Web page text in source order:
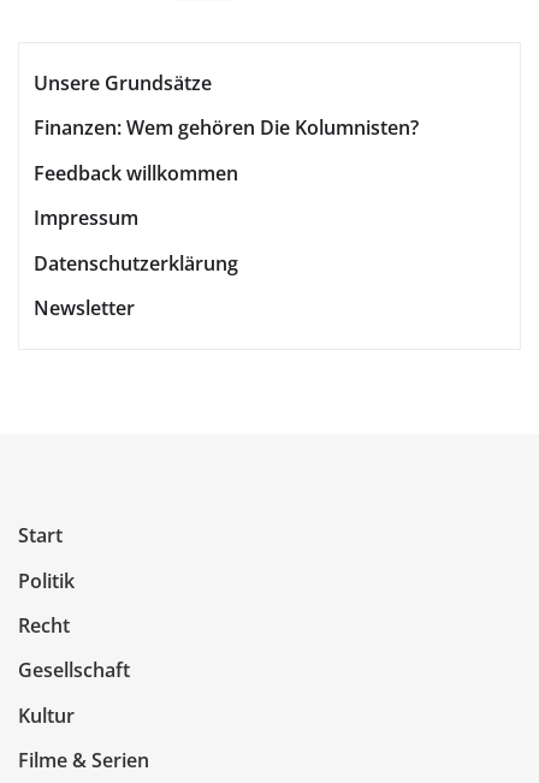
Beiträge
Unsere Grundsätze
Finanzen: Wem gehören Die Kolumnisten?
Feedback willkommen
Impressum
Datenschutzerklärung
Newsletter
Start
Politik
Recht
Gesellschaft
Kultur
Filme & Serien